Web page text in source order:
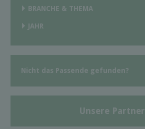
BRANCHE & THEMA
JAHR
Nicht das Passende gefunden?
Unsere Partner